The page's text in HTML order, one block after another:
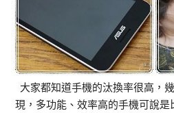
大家都知道手機的汰換率很高，
現，多功能、效率高的手機可說